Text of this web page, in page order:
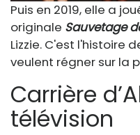
Puis en 2019, elle a
originale Sauvetage
Lizzie. C'est l'histoire
veulent régner sur la
Carrière
télévision